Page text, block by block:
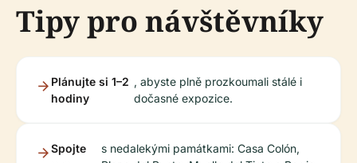
Tipy pro návštěvníky
Plánujte si 1–2
hodiny
, abyste plně prozkoumali stálé i
dočasné expozice.
Spojte
s nedalekými památkami: Casa Colón,